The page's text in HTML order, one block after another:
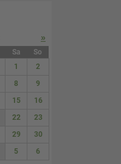
»
Sa
So
1
2
8
9
15
16
22
23
29
30